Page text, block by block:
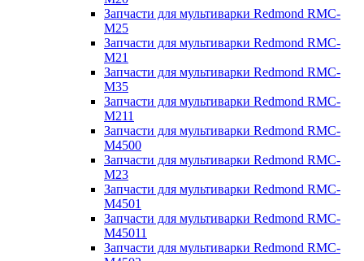
Запчасти для мультиварки Redmond RMC-
M25
Запчасти для мультиварки Redmond RMC-
M21
Запчасти для мультиварки Redmond RMC-
M35
Запчасти для мультиварки Redmond RMC-
M211
Запчасти для мультиварки Redmond RMC-
M4500
Запчасти для мультиварки Redmond RMC-
M23
Запчасти для мультиварки Redmond RMC-
M4501
Запчасти для мультиварки Redmond RMC-
M45011
Запчасти для мультиварки Redmond RMC-